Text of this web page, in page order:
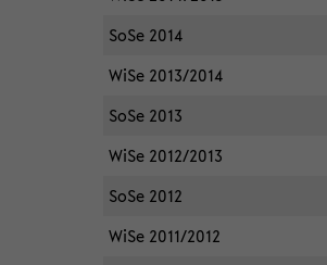
SoSe 2014
WiSe 2013/2014
SoSe 2013
WiSe 2012/2013
SoSe 2012
WiSe 2011/2012